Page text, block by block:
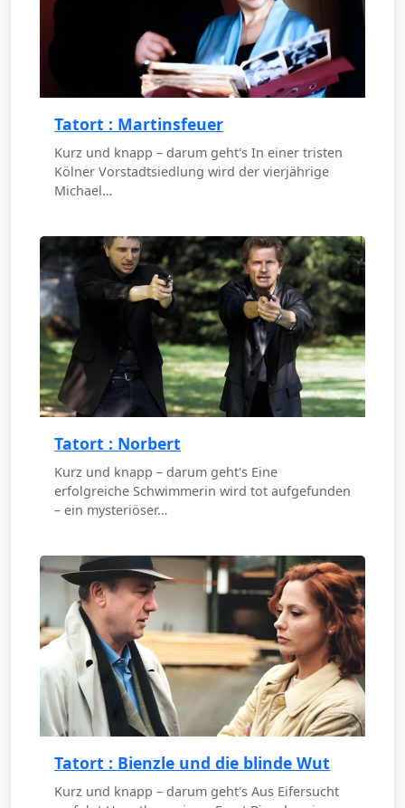
Tatort : Martinsfeuer
Kurz und knapp – darum geht's In einer tristen
Kölner Vorstadtsiedlung wird der vierjährige
Michael…
Tatort : Norbert
Kurz und knapp – darum geht's Eine
erfolgreiche Schwimmerin wird tot aufgefunden
– ein mysteriöser…
Tatort : Bienzle und die blinde Wut
Kurz und knapp – darum geht's Aus Eifersucht